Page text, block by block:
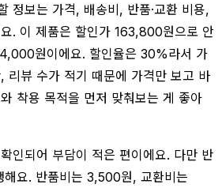
정보는 가격, 배송비, 반품·교환 비용,
. 이 제품은 할인가 163,800원으로 안
원이에요. 할인율은 30%라서 가
리뷰 수가 적기 때문에 가격만 보고 바
착용 목적을 먼저 맞춰보는 게 좋아
인되어 부담이 적은 편이에요. 다만 반
해요. 반품비는 3,500원, 교환비는